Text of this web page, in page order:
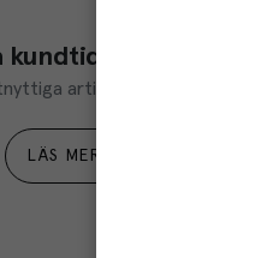
kundtidningar
artiklar och ta del av
LÄS MER